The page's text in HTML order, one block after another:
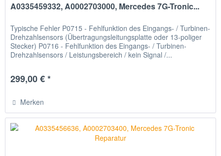
A0335459332, A0002703000, Mercedes 7G-Tronic...
Typische Fehler P0715 - Fehlfunktion des Eingangs- / Turbinen-
Drehzahlsensors (Übertragungsleitungsplatte oder 13-poliger
Stecker) P0716 - Fehlfunktion des Eingangs- / Turbinen-
Drehzahlsensors / Leistungsbereich / kein Signal /...
299,00 € *
Merken